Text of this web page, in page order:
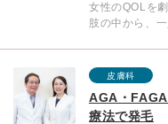
女性のQOLを
肢の中から、
皮膚科
AGA・
療法で発毛